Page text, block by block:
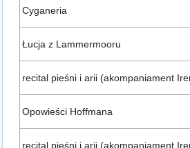
Cyganeria
Łucja z Lammermooru
recital pieśni i arii (akompaniament
Opowieści Hoffmana
recital pieśni i arii (akompaniament